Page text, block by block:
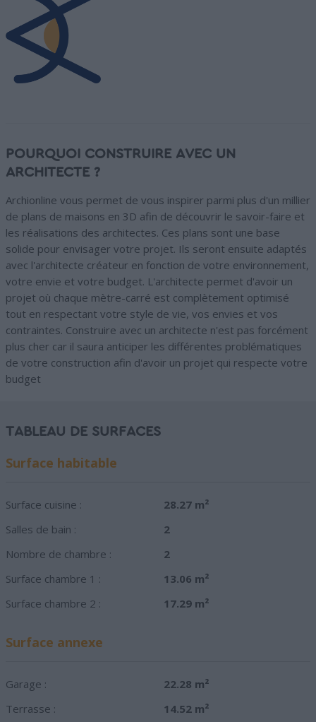
POURQUOI CONSTRUIRE AVEC UN
ARCHITECTE ?
Archionline vous permet de vous inspirer parmi plus d'un millier
de plans de maisons en 3D afin de découvrir le savoir-faire et
les réalisations des architectes. Ces plans sont une base
solide pour envisager votre projet. Ils seront ensuite adaptés
avec l'architecte créateur en fonction de votre environnement,
votre envie et votre budget. L'architecte permet d'avoir un
projet où chaque mètre-carré est complètement optimisé
tout en respectant votre style de vie, vos envies et vos
contraintes. Construire avec un architecte n'est pas forcément
plus cher car il saura anticiper les différentes problématiques
de votre construction afin d'avoir un projet qui respecte votre
budget
TABLEAU DE SURFACES
Surface habitable
Surface cuisine :
28.27 m²
Salles de bain :
2
Nombre de chambre :
2
Surface chambre 1 :
13.06 m²
Surface chambre 2 :
17.29 m²
Surface annexe
Garage :
22.28 m²
Terrasse :
14.52 m²